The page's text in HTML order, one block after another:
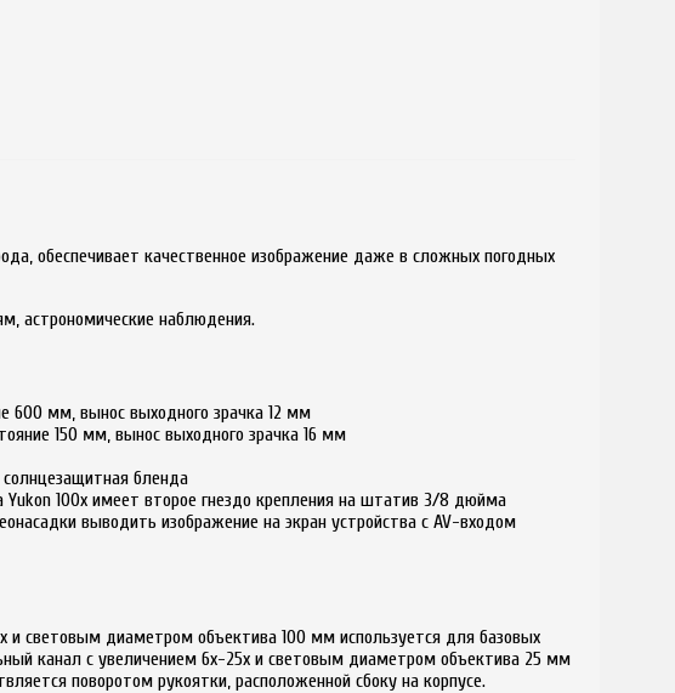
обеспечивает качественное изображение даже в сложных погодных
астрономические наблюдения.
600 мм, вынос выходного зрачка 12 мм
150 мм, вынос выходного зрачка 16 мм
бленда
100x имеет второе гнездо крепления на штатив 3/8 дюйма
выводить изображение на экран устройства с AV-входом
и световым диаметром объектива 100 мм используется для базовых
канал с увеличением 6х-25х и световым диаметром объектива 25 мм
поворотом рукоятки, расположенной сбоку на корпусе.